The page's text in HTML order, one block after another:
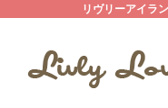
リヴリーアイラ